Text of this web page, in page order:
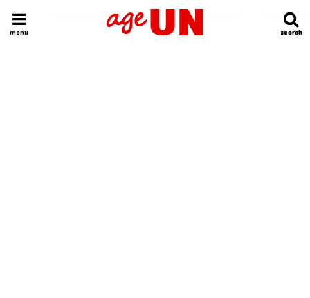
search
search
menu
HOME 今日の運勢ランキング 明日の運勢ランキング 今週の運勢